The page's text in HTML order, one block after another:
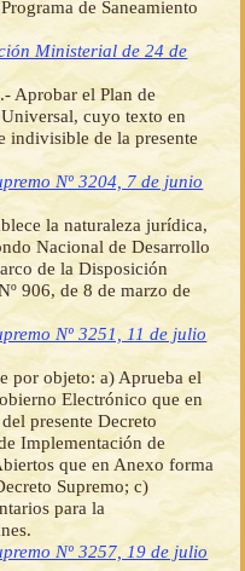
de Saneamiento
Ministerial de 24 de
Aprobar el Plan de
cuyo texto en
indivisible de la presente
Nº 3204, 7 de junio
la naturaleza jurídica,
Nacional de Desarrollo
de la Disposición
906, de 8 de marzo de
Nº 3251, 11 de julio
por objeto: a) Aprueba el
Electrónico que en
presente Decreto
Implementación de
que en Anexo forma
Supremo; c)
para la
Nº 3257, 19 de julio